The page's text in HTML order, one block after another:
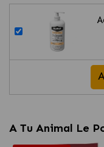
A Tu Animal Le